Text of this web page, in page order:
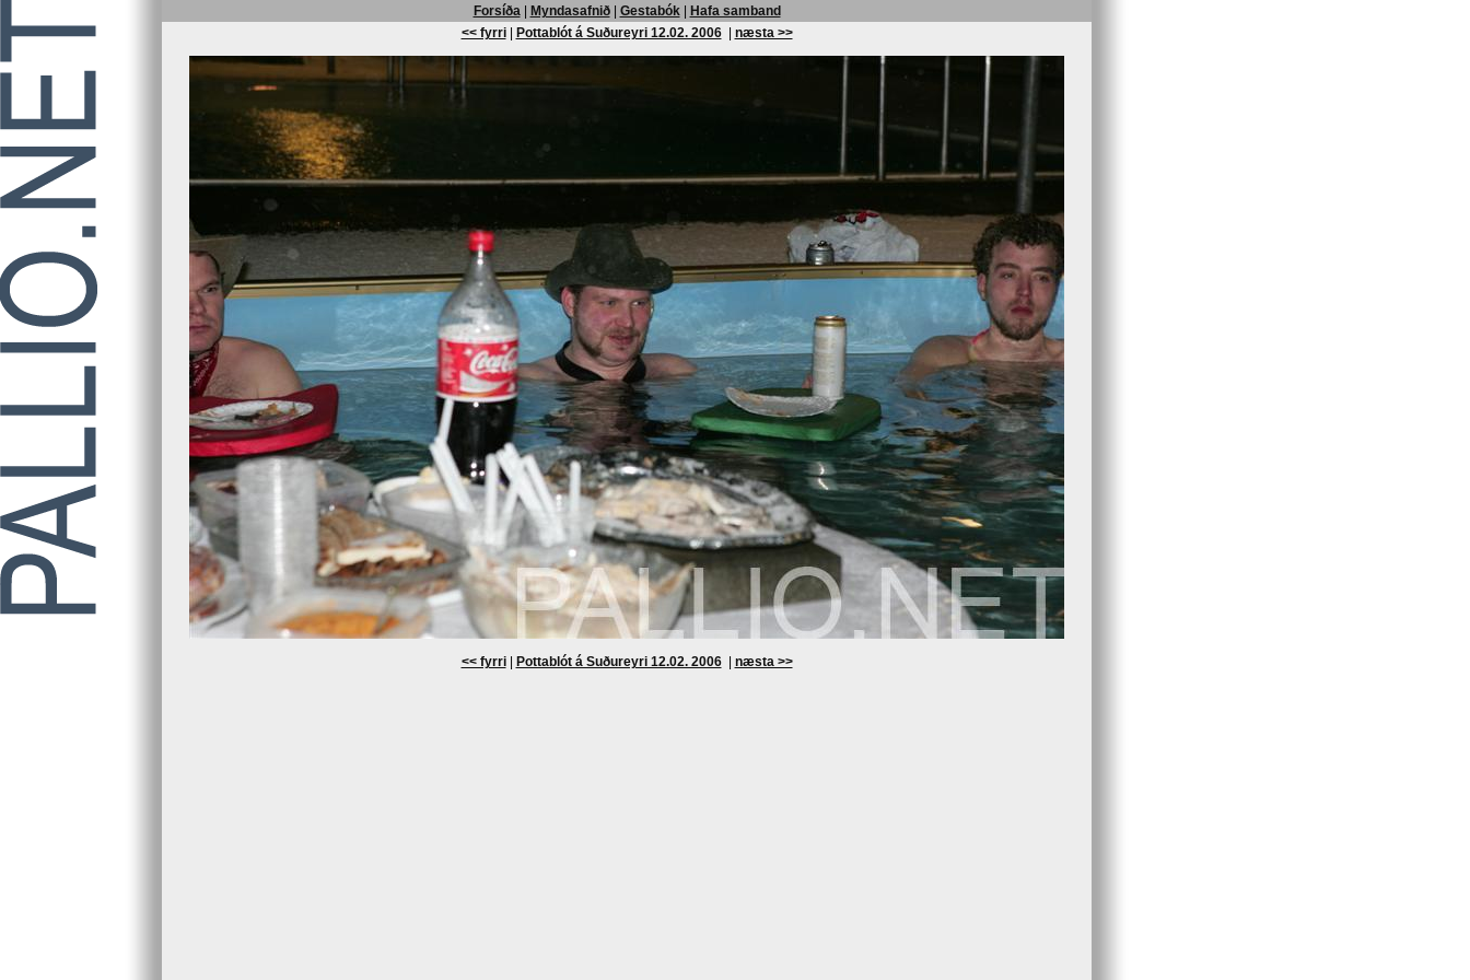
Forsíða| Myndasafnið| Gestabók|
Hafa samband
<< fyrri| Pottablót á Suðureyri 12.02. 2006| næsta >>
<< fyrri| Pottablót á Suðureyri 12.02. 2006| næsta >>